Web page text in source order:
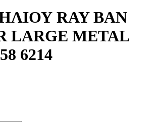
RAY BAN
LARGE METAL
6214